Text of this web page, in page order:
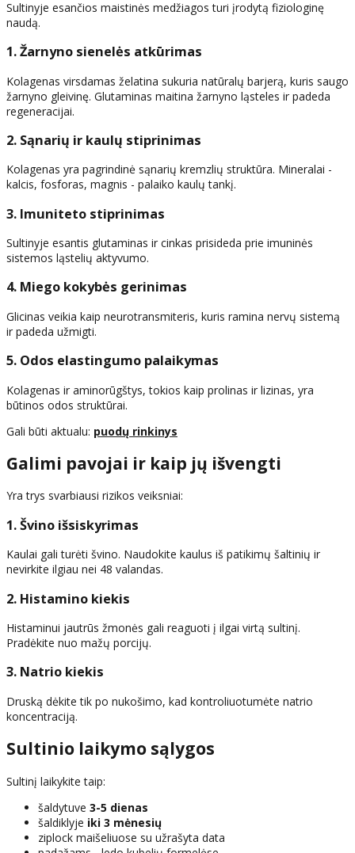
Sultinyje esančios maistinės medžiagos turi įrodytą fiziologinę
naudą.
1. Žarnyno sienelės atkūrimas
Kolagenas virsdamas želatina sukuria natūralų barjerą, kuris saugo
žarnyno gleivinę. Glutaminas maitina žarnyno ląsteles ir padeda
regeneracijai.
2. Sąnarių ir kaulų stiprinimas
Kolagenas yra pagrindinė sąnarių kremzlių struktūra. Mineralai -
kalcis, fosforas, magnis - palaiko kaulų tankį.
3. Imuniteto stiprinimas
Sultinyje esantis glutaminas ir cinkas prisideda prie imuninės
sistemos ląstelių aktyvumo.
4. Miego kokybės gerinimas
Glicinas veikia kaip neurotransmiteris, kuris ramina nervų sistemą
ir padeda užmigti.
5. Odos elastingumo palaikymas
Kolagenas ir aminorūgštys, tokios kaip prolinas ir lizinas, yra
būtinos odos struktūrai.
Gali būti aktualu: puodų rinkinys
Galimi pavojai ir kaip jų išvengti
Yra trys svarbiausi rizikos veiksniai:
1. Švino išsiskyrimas
Kaulai gali turėti švino. Naudokite kaulus iš patikimų šaltinių ir
nevirkite ilgiau nei 48 valandas.
2. Histamino kiekis
Histaminui jautrūs žmonės gali reaguoti į ilgai virtą sultinį.
Pradėkite nuo mažų porcijų.
3. Natrio kiekis
Druską dėkite tik po nukošimo, kad kontroliuotumėte natrio
koncentraciją.
Sultinio laikymo sąlygos
Sultinį laikykite taip:
šaldytuve 3-5 dienas
šaldiklyje iki 3 mėnesių
ziplock maišeliuose su užrašyta data